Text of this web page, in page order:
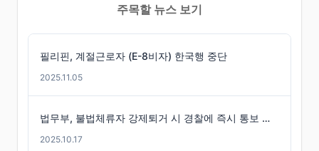
주목할 뉴스 보기
필리핀, 계절근로자 (E-8비자) 한국행 중단
2025.11.05
법무부, 불법체류자 강제퇴거 시 경찰에 즉시 통보 제도 마련
2025.10.17